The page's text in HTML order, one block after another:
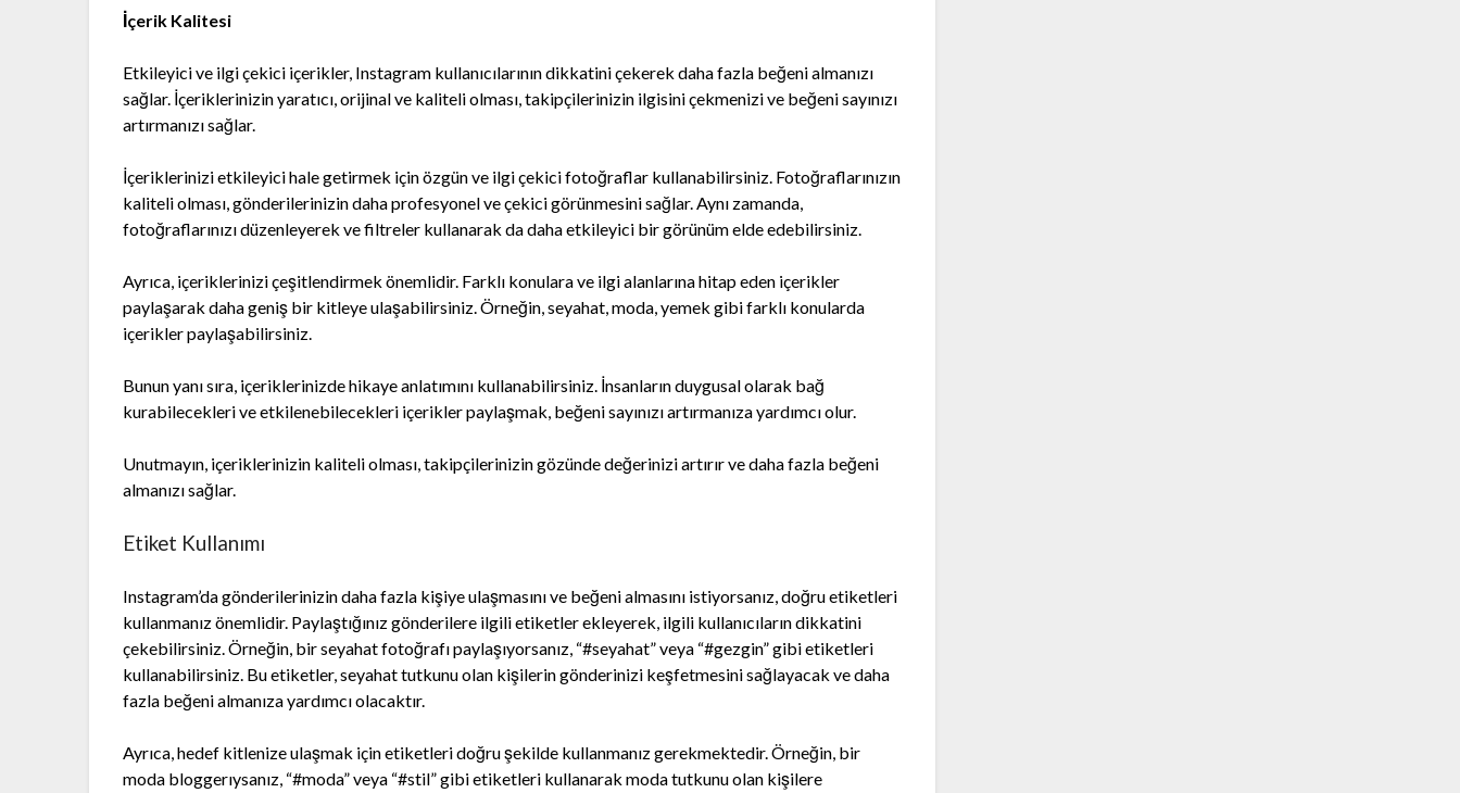
İçerik Kalitesi
Etkileyici ve ilgi çekici içerikler, Instagram kullanıcılarının dikkatini çekerek daha fazla beğeni almanızı
sağlar. İçeriklerinizin yaratıcı, orijinal ve kaliteli olması, takipçilerinizin ilgisini çekmenizi ve beğeni sayınızı
artırmanızı sağlar.
İçeriklerinizi etkileyici hale getirmek için özgün ve ilgi çekici fotoğraflar kullanabilirsiniz. Fotoğraflarınızın
kaliteli olması, gönderilerinizin daha profesyonel ve çekici görünmesini sağlar. Aynı zamanda,
fotoğraflarınızı düzenleyerek ve filtreler kullanarak da daha etkileyici bir görünüm elde edebilirsiniz.
Ayrıca, içeriklerinizi çeşitlendirmek önemlidir. Farklı konulara ve ilgi alanlarına hitap eden içerikler
paylaşarak daha geniş bir kitleye ulaşabilirsiniz. Örneğin, seyahat, moda, yemek gibi farklı konularda
içerikler paylaşabilirsiniz.
Bunun yanı sıra, içeriklerinizde hikaye anlatımını kullanabilirsiniz. İnsanların duygusal olarak bağ
kurabilecekleri ve etkilenebilecekleri içerikler paylaşmak, beğeni sayınızı artırmanıza yardımcı olur.
Unutmayın, içeriklerinizin kaliteli olması, takipçilerinizin gözünde değerinizi artırır ve daha fazla beğeni
almanızı sağlar.
Etiket Kullanımı
Instagram’da gönderilerinizin daha fazla kişiye ulaşmasını ve beğeni almasını istiyorsanız, doğru etiketleri
kullanmanız önemlidir. Paylaştığınız gönderilere ilgili etiketler ekleyerek, ilgili kullanıcıların dikkatini
çekebilirsiniz. Örneğin, bir seyahat fotoğrafı paylaşıyorsanız, “#seyahat” veya “#gezgin” gibi etiketleri
kullanabilirsiniz. Bu etiketler, seyahat tutkunu olan kişilerin gönderinizi keşfetmesini sağlayacak ve daha
fazla beğeni almanıza yardımcı olacaktır.
Ayrıca, hedef kitlenize ulaşmak için etiketleri doğru şekilde kullanmanız gerekmektedir. Örneğin, bir
moda bloggerıysanız, “#moda” veya “#stil” gibi etiketleri kullanarak moda tutkunu olan kişilere